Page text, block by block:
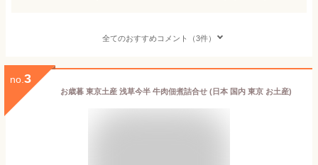
全てのおすすめコメント（3件）
no. 3
お歳暮 東京土産 浅草今半 牛肉佃煮詰合せ (日本 国内 東京 お土産)